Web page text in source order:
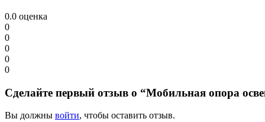
0.0 оценка
0
0
0
0
0
Сделайте первый отзыв о “Мобильная опора
Вы должны войти, чтобы оставить отзыв.